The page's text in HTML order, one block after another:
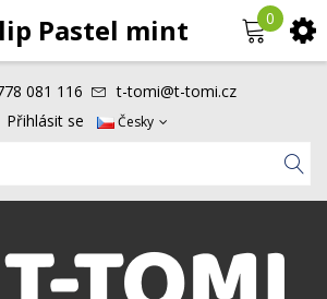
081 116
t-tomi@t-tomi.cz
Přihlásit se
Česky
0
Pastel mint